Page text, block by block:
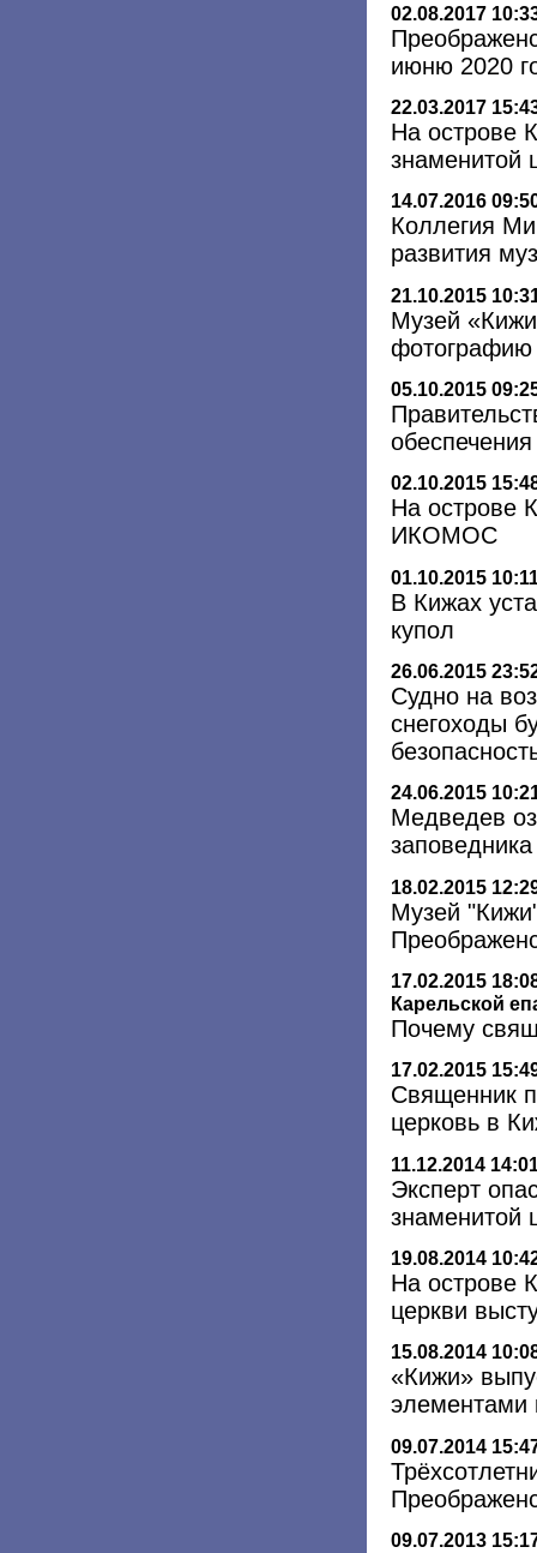
02.08.2017
июню 2020
22.03.2017
На острове
знаменитой
14.07.2016
Коллегия
развития
21.10.2015
Музей
фотографию
05.10.2015
02.10.2015
На острове
ИКОМОС
01.10.2015
В Кижах
купол
26.06.2015
Cудно на
снегоходы
24.06.2015
Медведев
18.02.2015
Музей
17.02.2015
Карельской
Почему
17.02.2015
Священник
церковь в
11.12.2014
Эксперт
знаменитой
19.08.2014
На острове
церкви
15.08.2014
«Кижи»
элементами
09.07.2014
09.07.2013